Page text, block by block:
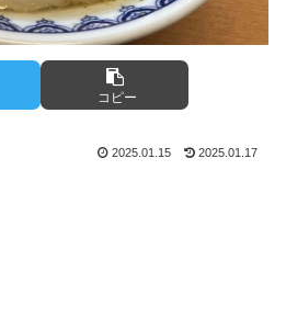
コピー
2025.01.15 2025.01.17